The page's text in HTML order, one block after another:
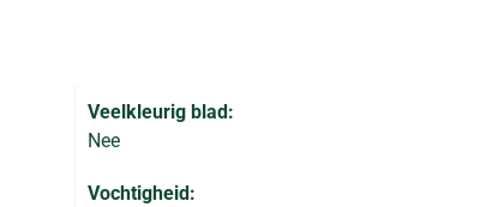
Veelkleurig blad:
Nee
Vochtigheid: